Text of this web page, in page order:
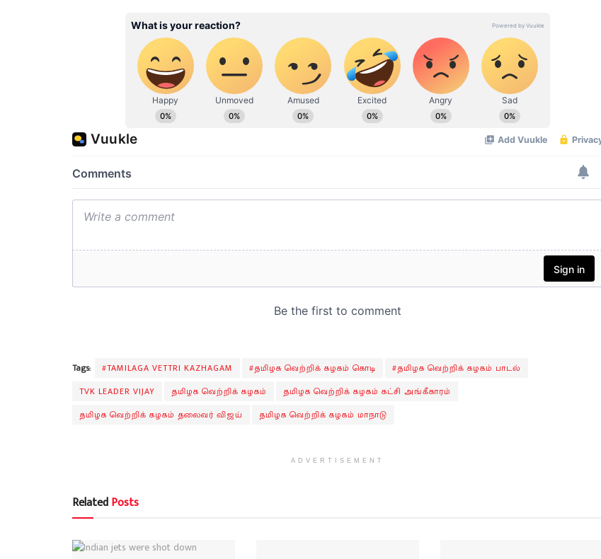
Tags: #TAMILAGA VETTRI KAZHAGAM #தமிழக வெற்றிக் கழகம் கொடி
#தமிழக வெற்றிக் கழகம் பாடல்
TVK LEADER VIJAY
தமிழக வெற்றிக் கழகம்
தமிழக வெற்றிக் கழகம் கட்சி அங்கீகாரம்
தமிழக வெற்றிக் கழகம் தலைவர் விஜய்
தமிழக வெற்றிக் கழகம் மாநாடு
ADVERTISEMENT
RelatedPosts